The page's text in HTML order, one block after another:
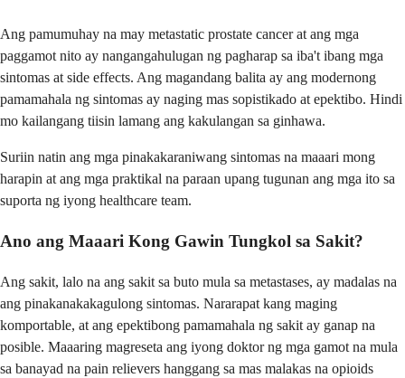
Ang pamumuhay na may metastatic prostate cancer at ang mga
paggamot nito ay nangangahulugan ng pagharap sa iba't ibang mga
sintomas at side effects. Ang magandang balita ay ang modernong
pamamahala ng sintomas ay naging mas sopistikado at epektibo. Hindi
mo kailangang tiisin lamang ang kakulangan sa ginhawa.
Suriin natin ang mga pinakakaraniwang sintomas na maaari mong
harapin at ang mga praktikal na paraan upang tugunan ang mga ito sa
suporta ng iyong healthcare team.
Ano ang Maaari Kong Gawin Tungkol sa Sakit?
Ang sakit, lalo na ang sakit sa buto mula sa metastases, ay madalas na
ang pinakanakakagulong sintomas. Nararapat kang maging
komportable, at ang epektibong pamamahala ng sakit ay ganap na
posible. Maaaring magreseta ang iyong doktor ng mga gamot na mula
sa banayad na pain relievers hanggang sa mas malakas na opioids